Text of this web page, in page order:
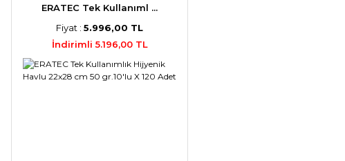
ERATEC Tek Kullanıml ...
Fiyat : 5.996,00 TL
İndirimli 5.196,00 TL